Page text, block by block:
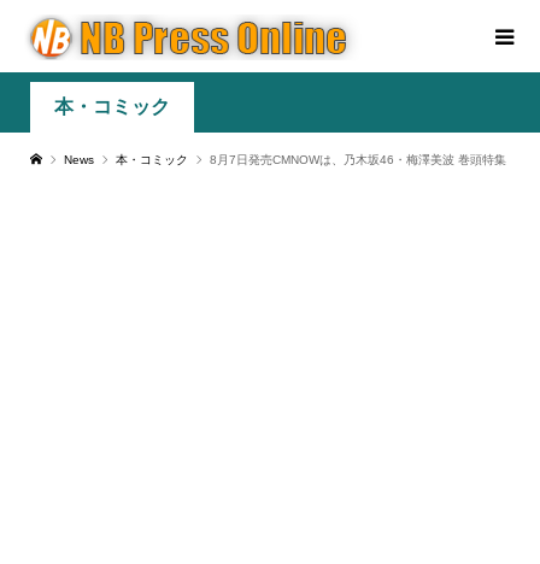
本・コミック
News 本・コミック 8月7日発売CMNOWは、乃木坂46・梅澤美波 巻頭特集